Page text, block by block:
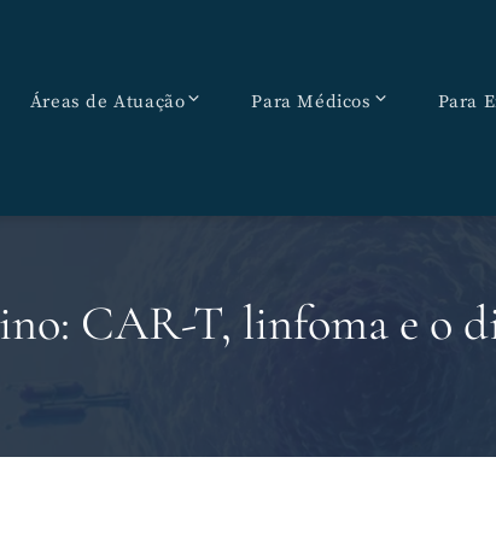
Áreas de Atuação Para Médicos Para
CAR-T, linfoma e o